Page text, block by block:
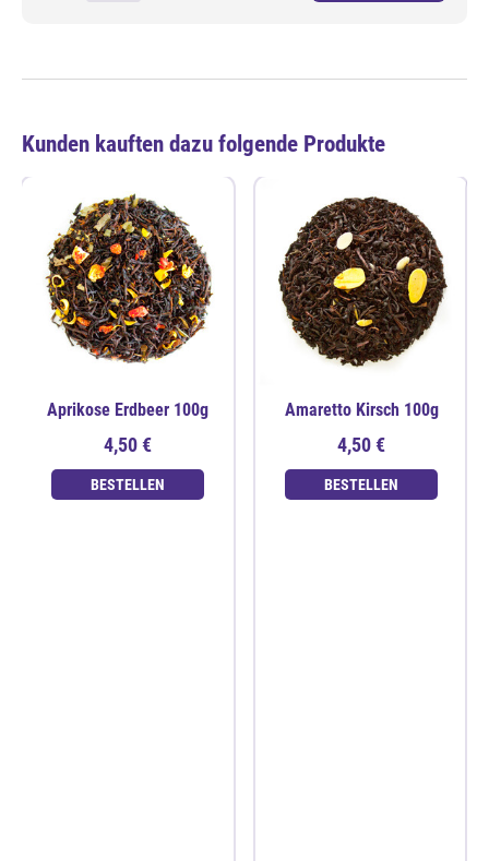
Kunden kauften dazu folgende Produkte
Aprikose Erdbeer 100g
4,50 €
BESTELLEN
Amaretto Kirsch 100g
4,50 €
BESTELLEN